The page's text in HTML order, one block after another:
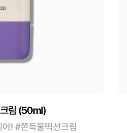
림 (50ml)
! #쫀득물떡선크림